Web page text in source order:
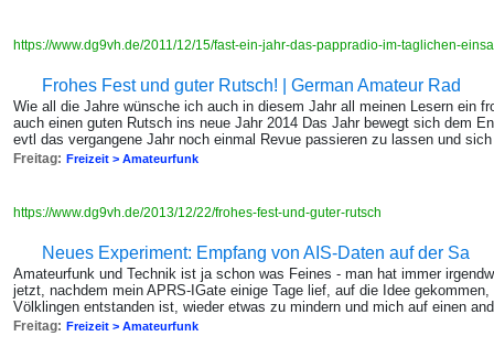
https://www.dg9vh.de/2011/12/15/fast-ein-jahr-das-pappradio-im-taglichen-
Frohes Fest und guter Rutsch! | German Amateur Rad
Wie all die Jahre wünsche ich auch in diesem Jahr all meinen Lesern ein
auch einen guten Rutsch ins neue Jahr 2014 Das Jahr bewegt sich dem
evtl das vergangene Jahr noch einmal Revue passieren zu lassen und
Freitag: Freizeit > Amateurfunk
https://www.dg9vh.de/2013/12/22/frohes-fest-und-guter-rutsch
Neues Experiment: Empfang von AIS-Daten auf der Sa
Amateurfunk und Technik ist ja schon was Feines - man hat immer
jetzt, nachdem mein APRS-IGate einige Tage lief, auf die Idee
Völklingen entstanden ist, wieder etwas zu mindern und mich auf einen
Freitag: Freizeit > Amateurfunk